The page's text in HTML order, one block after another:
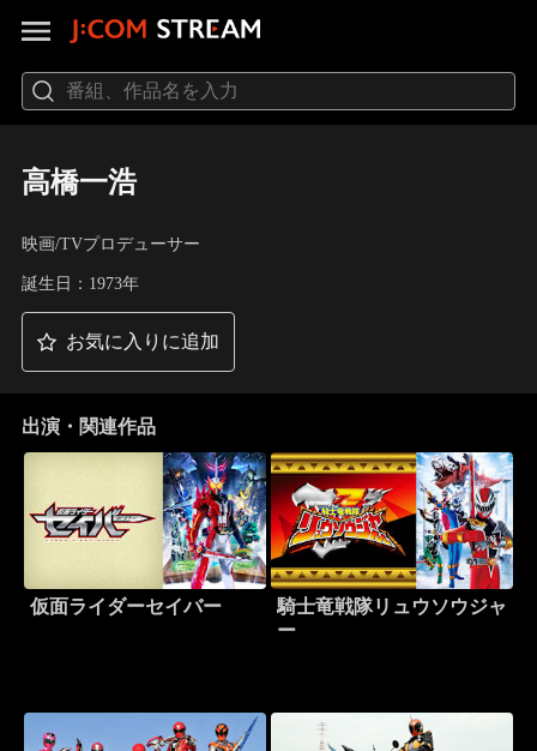
高橋一浩
映画/TVプロデューサー
誕生日：1973年
お気に入りに追加
出演・関連作品
仮面ライダーセイバー
騎士竜戦隊リュウソウジャ
ー